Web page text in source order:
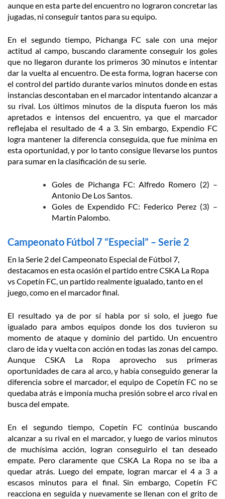
aunque en esta parte del encuentro no lograron concretar las
jugadas, ni conseguir tantos para su equipo.
En el segundo tiempo, Pichanga FC sale con una mejor
actitud al campo, buscando claramente conseguir los goles
que no llegaron durante los primeros 30 minutos e intentar
dar la vuelta al encuentro. De esta forma, logran hacerse con
el control del partido durante varios minutos donde en estas
instancias descontaban en el marcador intentando alcanzar a
su rival. Los últimos minutos de la disputa fueron los más
apretados e intensos del encuentro, ya que el marcador
reflejaba el resultado de 4 a 3. Sin embargo, Expendio FC
logra mantener la diferencia conseguida, que fue mínima en
esta oportunidad, y por lo tanto consigue llevarse los puntos
para sumar en la clasificación de su serie.
Goles de Pichanga FC: Alfredo Romero (2) –
Antonio De Los Santos.
Goles de Expendido FC: Federico Perez (3) –
Martín Palombo.
Campeonato Fútbol 7 “Especial” – Serie 2
En la Serie 2 del Campeonato Especial de Fútbol 7,
destacamos en esta ocasión el partido entre CSKA La Ropa
vs Copetín FC, un partido realmente igualado, tanto en el
juego, como en el marcador final.
El resultado ya de por sí habla por si solo, el juego fue
igualado para ambos equipos donde los dos tuvieron su
momento de ataque y dominio del partido. Un encuentro
claro de ida y vuelta con acción en todas las zonas del campo.
Aunque CSKA La Ropa aprovecho sus primeras
oportunidades de cara al arco, y había conseguido generar la
diferencia sobre el marcador, el equipo de Copetín FC no se
quedaba atrás e imponía mucha presión sobre el arco rival en
busca del empate.
En el segundo tiempo, Copetín FC continúa buscando
alcanzar a su rival en el marcador, y luego de varios minutos
de muchísima acción, logran conseguirlo el tan deseado
empate. Pero claramente que CSKA La Ropa no se iba a
quedar atrás. Luego del empate, logran marcar el 4 a 3 a
escasos minutos para el final. Sin embargo, Copetín FC
reacciona en seguida y nuevamente se llenan con el grito de